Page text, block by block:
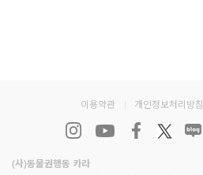
이용약관 개인정보처리방침
(사)동물권행동 카라